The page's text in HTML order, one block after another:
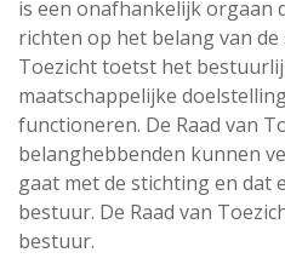
is een onafhankelijk orgaan
richten op het belang van de
Toezicht toetst het
maatschappelijke
functioneren. De Raad van
belanghebbenden kunnen
gaat met de stichting en dat
bestuur. De Raad van
bestuur.